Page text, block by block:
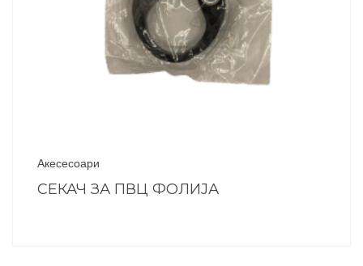
Акесесоари
СЕКАЧ ЗА ПВЦ ФОЛИЈА